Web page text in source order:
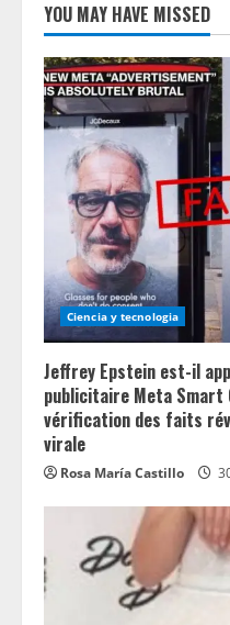
YOU MAY HAVE MISSED
Ciencia y tecnologia
Jeffrey Epstein est-il
publicitaire Meta Smart
vérification des faits
virale
Rosa María Castillo